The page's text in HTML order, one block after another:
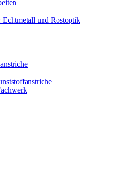
und Rostoptik